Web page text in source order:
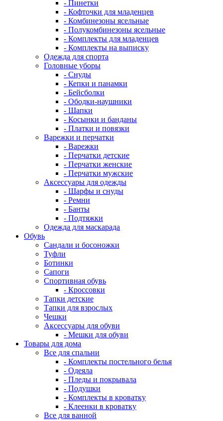
- Пинетки
- Кофточки для младенцев
- Комбинезоны ясельные
- Полукомбинезоны ясельные
- Комплекты для младенцев
- Комплекты на выписку
Одежда для спорта
Головные уборы
- Снуды
- Кепки и панамки
- Бейсболки
- Ободки-наушники
- Шапки
- Косынки и банданы
- Платки и повязки
Варежки и перчатки
- Варежки
- Перчатки детские
- Перчатки женские
- Перчатки мужские
Аксессуары для одежды
- Шарфы и снуды
- Ремни
- Банты
- Подтяжки
Одежда для маскарада
Обувь
Сандали и босоножки
Туфли
Ботинки
Сапоги
Спортивная обувь
- Кроссовки
Тапки детские
Тапки для взрослых
Чешки
Аксессуары для обуви
- Мешки для обуви
Товары для дома
Все для спальни
- Комплекты постельного белья
- Одеяла
- Пледы и покрывала
- Подушки
- Комплекты в кроватку
- Клеенки в кроватку
Все для ванной